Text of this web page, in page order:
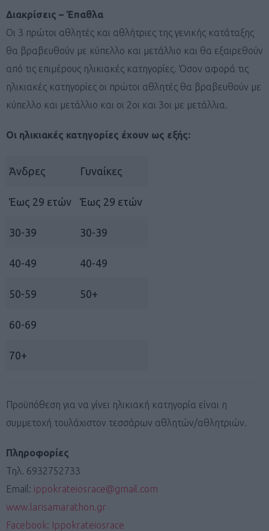
Διακρίσεις – Έπαθλα
Οι 3 πρώτοι αθλητές και αθλήτριες της γενικής κατάταξης
θα βραβευθούν με κύπελλο και μετάλλιο και θα εξαιρεθούν
από τις επιμέρους ηλικιακές κατηγορίες. Όσον αφορά τις
ηλικιακές κατηγορίες οι πρώτοι αθλητές θα βραβευθούν με
κύπελλο και μετάλλιο και οι 2οι και 3οι με μετάλλια.
Οι ηλικιακές κατηγορίες έχουν ως εξής:
Άνδρες Γυναίκες
Έως 29 ετών Έως 29 ετών
30-39 30-39
40-49 40-49
50-59 50+
60-69
70+
Προϋπόθεση για να γίνει ηλικιακή κατηγορία είναι η
συμμετοχή τουλάχιστον τεσσάρων αθλητών/αθλητριών.
Πληροφορίες
Τηλ. 6932752733
Email: ippokrateiosrace@gmail.com
www.larisamarathon.gr
Facebook: Ippokrateiosrace